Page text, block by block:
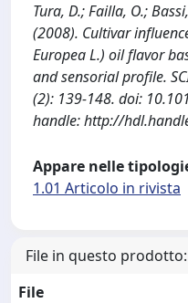
Tura, D.; Failla, O.;
(2008). Cultivar
Europea L.) oil flavor
and sensorial profile.
(2): 139-148. doi:
handle: http://
Appare nelle
1.01 Articolo in rivista
File in questo prodotto:
File